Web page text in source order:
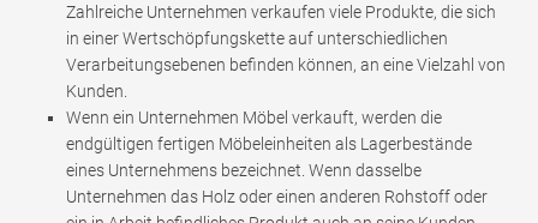
Zahlreiche Unternehmen verkaufen viele Produkte, die sich
in einer Wertschöpfungskette auf unterschiedlichen
Verarbeitungsebenen befinden können, an eine Vielzahl von
Kunden.
Wenn ein Unternehmen Möbel verkauft, werden die
endgültigen fertigen Möbeleinheiten als Lagerbestände
eines Unternehmens bezeichnet. Wenn dasselbe
Unternehmen das Holz oder einen anderen Rohstoff oder